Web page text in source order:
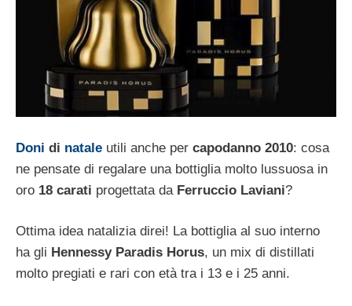
Doni di natale utili anche per capodanno 2010: cosa
ne pensate di regalare una bottiglia molto lussuosa in
oro 18 carati progettata da Ferruccio Laviani?
Ottima idea natalizia direi! La bottiglia al suo interno
ha gli Hennessy Paradis Horus, un mix di distillati
molto pregiati e rari con età tra i 13 e i 25 anni.